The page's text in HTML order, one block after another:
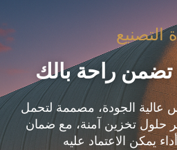
التصنيع
راحة بالك
عالية الجودة، مصممة لتحمل
حلول تخزين آمنة، مع ضمان